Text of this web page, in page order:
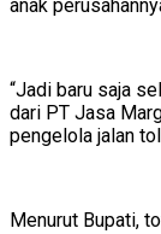
anak
“Jadi baru saja
dari PT Jasa
pengelola jalan
Menurut Bupati,